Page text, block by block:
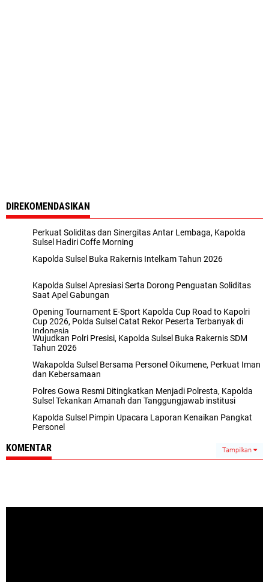
DIREKOMENDASIKAN
Perkuat Soliditas dan Sinergitas Antar Lembaga, Kapolda
Sulsel Hadiri Coffe Morning
Kapolda Sulsel Buka Rakernis Intelkam Tahun 2026
Kapolda Sulsel Apresiasi Serta Dorong Penguatan Soliditas
Saat Apel Gabungan
Opening Tournament E-Sport Kapolda Cup Road to Kapolri
Cup 2026, Polda Sulsel Catat Rekor Peserta Terbanyak di
Indonesia
Wujudkan Polri Presisi, Kapolda Sulsel Buka Rakernis SDM
Tahun 2026
Wakapolda Sulsel Bersama Personel Oikumene, Perkuat Iman
dan Kebersamaan
Polres Gowa Resmi Ditingkatkan Menjadi Polresta, Kapolda
Sulsel Tekankan Amanah dan Tanggungjawab institusi
Kapolda Sulsel Pimpin Upacara Laporan Kenaikan Pangkat
Personel
KOMENTAR Tampilkan